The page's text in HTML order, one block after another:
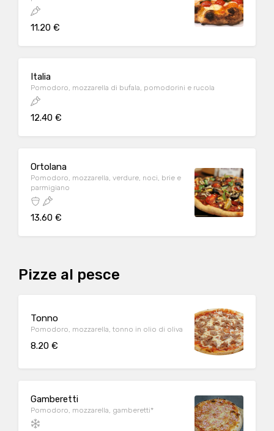
11.20 €
Italia
Pomodoro, mozzarella di bufala, pomodorini e rucola
12.40 €
Ortolana
Pomodoro, mozzarella, verdure, noci, brie e
parmigiano
13.60 €
Pizze al pesce
Tonno
Pomodoro, mozzarella, tonno in olio di oliva
8.20 €
Gamberetti
Pomodoro, mozzarella, gamberetti*